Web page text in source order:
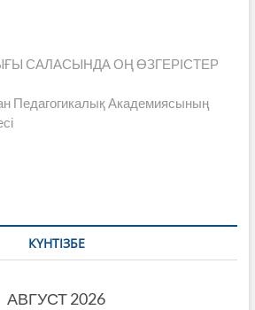
САЛАСЫНДА ОҢ ӨЗГЕРІСТЕР
Педагогикалық Академиясының
КҮНТІЗБЕ
АВГУСТ 2026